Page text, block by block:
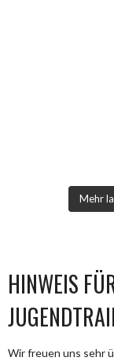
Mehr
HINWEIS
Wir freuen uns sehr